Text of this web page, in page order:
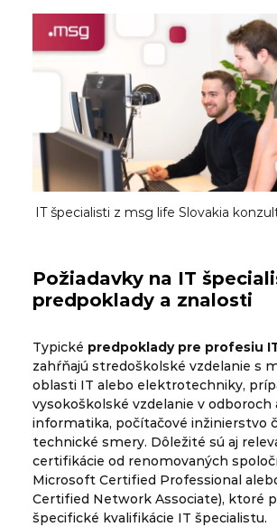
IT špecialisti z msg life Slovakia
Požiadavky na IT
predpoklady a znalosti
Typické predpoklady pre profesiu
zahŕňajú stredoškolské vzdelanie s
oblasti IT alebo elektrotechniky,
vysokoškolské vzdelanie v odboroch
informatika, počítačové inžinierstvo
technické smery. Dôležité sú aj
certifikácie od renomovaných
Microsoft Certified Professional
Certified Network Associate), ktoré
špecifické kvalifikácie IT špecialistu.